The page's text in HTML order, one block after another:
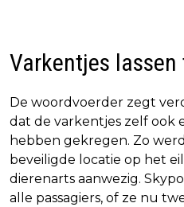
Varkentjes
De woordvoerder zegt
dat de varkentjes zelf ook
hebben gekregen. Zo
beveiligde locatie op het
dierenarts aanwezig.
alle passagiers, of ze nu